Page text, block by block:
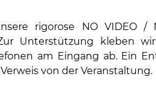
rigorose NO VIDEO /
Unterstützung kleben
am Eingang ab. Ein
von der Veranstaltung.